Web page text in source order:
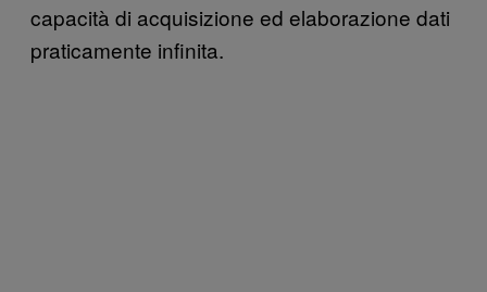
capacità di acquisizione ed elaborazione dati
praticamente infinita.